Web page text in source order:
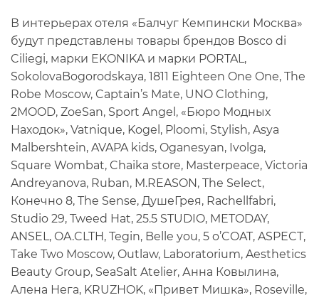
В интерьерах отеля «Балчуг Кемпински Москва»
будут представлены товары брендов Bosco di
Ciliegi, марки EKONIKA и марки PORTAL,
SokolovaBogorodskaya, 1811 Eighteen One One, The
Robe Moscow, Captain’s Mate, UNO Clothing,
2MOOD, ZoeSan, Sport Angel, «Бюро Модных
Находок», Vatnique, Kogel, Ploomi, Stylish, Asya
Malbershtein, AVAPA kids, Oganesyan, Ivolga,
Square Wombat, Chaika store, Masterpeace, Victoria
Andreyanova, Ruban, M.REASON, The Select,
Конечно 8, The Sense, ДушеГрея, Rachellfabri,
Studio 29, Tweed Hat, 25.5 STUDIO, METODAY,
ANSEL, OA.CLTH, Tegin, Belle you, 5 o’COAT, ASPECT,
Take Two Moscow, Outlaw, Laboratorium, Aesthetics
Beauty Group, SeaSalt Atelier, Анна Ковылина,
Алена Нега, KRUZHOK, «Привет Мишка», Roseville,